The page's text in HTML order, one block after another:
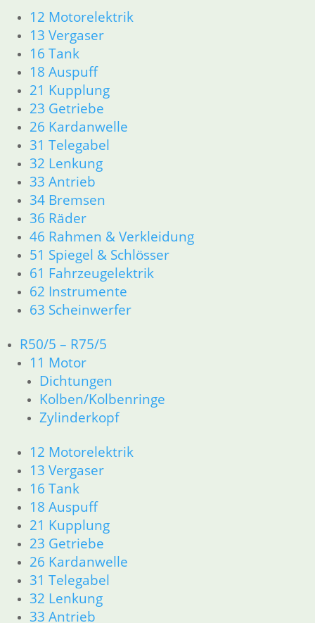
12 Motorelektrik
13 Vergaser
16 Tank
18 Auspuff
21 Kupplung
23 Getriebe
26 Kardanwelle
31 Telegabel
32 Lenkung
33 Antrieb
34 Bremsen
36 Räder
46 Rahmen & Verkleidung
51 Spiegel & Schlösser
61 Fahrzeugelektrik
62 Instrumente
63 Scheinwerfer
R50/5 – R75/5
11 Motor
Dichtungen
Kolben/Kolbenringe
Zylinderkopf
12 Motorelektrik
13 Vergaser
16 Tank
18 Auspuff
21 Kupplung
23 Getriebe
26 Kardanwelle
31 Telegabel
32 Lenkung
33 Antrieb
Schaltgestänge mit Kugelkopf
19,50€
Artikelnummer: 1242003
inkl. MwSt.
zzgl.Versandkosten
In den Warenkorb
Zylinderrollenlager mit
Messing Käfig
92,70€
Artikelnummer: 1335449
inkl. MwSt.
zzgl.Versandkosten
In den Warenkorb
Bundmutter für
6,50 €
Artikelnummer: 1230084B
inkl. MwSt.
zzgl.Versandkosten
In den Warenkorb
Zahnrad 5 G. 5 % länger mit
X Kennz.
159,90€
Artikelnummer: 12429925%
inkl. MwSt.
zzgl.Versandkosten
In den Warenkorb